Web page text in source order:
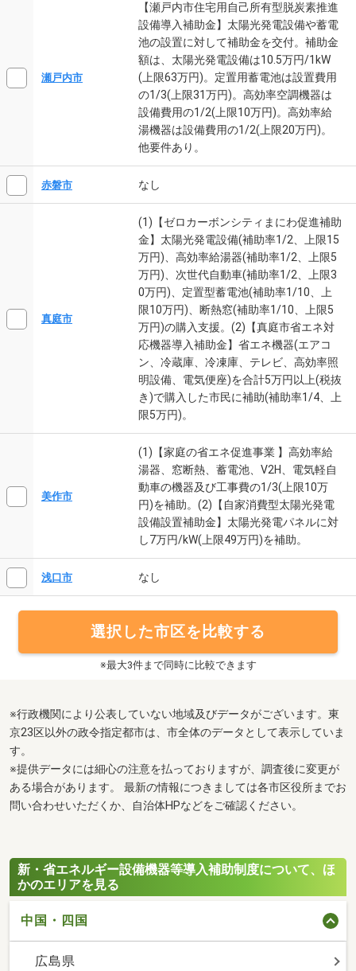
瀬戸内市
【瀬戸内市住宅用自己所有型脱炭素推進
設備導入補助金】太陽光発電設備や蓄電
池の設置に対して補助金を交付。補助金
額は、太陽光発電設備は10.5万円/1kW
(上限63万円)。定置用蓄電池は設置費用
の1/3(上限31万円)。高効率空調機器は
設備費用の1/2(上限10万円)。高効率給
湯機器は設備費用の1/2(上限20万円)。
他要件あり。
赤磐市 なし
真庭市
(1)【ゼロカーボンシティまにわ促進補助
金】太陽光発電設備(補助率1/2、上限15
万円)、高効率給湯器(補助率1/2、上限5
万円)、次世代自動車(補助率1/2、上限3
0万円)、定置型蓄電池(補助率1/10、上
限10万円)、断熱窓(補助率1/10、上限5
万円)の購入支援。(2)【真庭市省エネ対
応機器導入補助金】省エネ機器(エアコ
ン、冷蔵庫、冷凍庫、テレビ、高効率照
明設備、電気便座)を合計5万円以上(税抜
き)で購入した市民に補助(補助率1/4、上
限5万円)。
美作市
(1)【家庭の省エネ促進事業 】高効率給
湯器、窓断熱、蓄電池、V2H、電気軽自
動車の機器及び工事費の1/3(上限10万
円)を補助。(2)【自家消費型太陽光発電
設備設置補助金】太陽光発電パネルに対
し7万円/kW(上限49万円)を補助。
浅口市 なし
選択した市区を比較する
※最大3件まで同時に比較できます
※行政機関により公表していない地域及びデータがございます。東
京23区以外の政令指定都市は、市全体のデータとして表示していま
す。
※提供データには細心の注意を払っておりますが、調査後に変更が
ある場合があります。 最新の情報につきましては各市区役所までお
問い合わせいただくか、自治体HPなどをご確認ください。
新・省エネルギー設備機器等導入補助制度について、ほ
かのエリアを見る
中国・四国
広島県